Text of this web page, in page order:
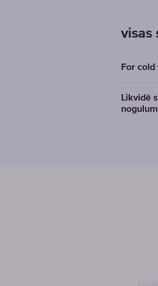
visas
For
Likvidē